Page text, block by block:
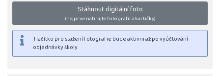
Stáhnout digitální foto
(nejprve nahrajte fotografii z kartičky)